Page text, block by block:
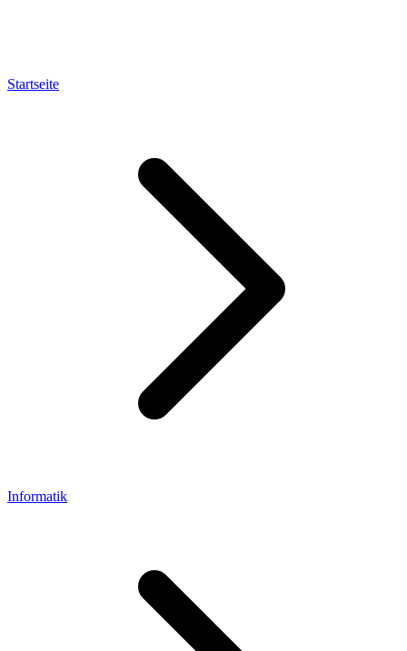
Startseite
Informatik